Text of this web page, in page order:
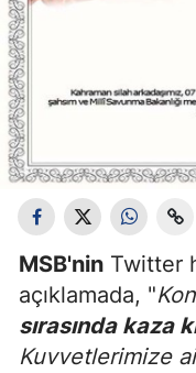
MSB'nin Twitter
açıklamada, "
sırasında kaza
Kuvvetlerimize